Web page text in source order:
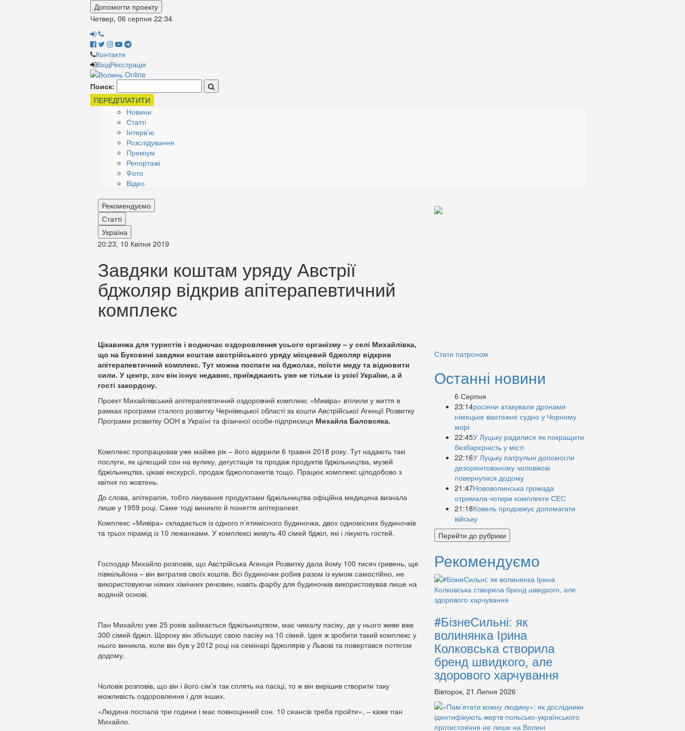
Допомогти проекту
Четвер, 06 серпня 22:34
Контакти
ВхідРеєстрація
Поиск:
ПЕРЕДПЛАТИТИ
Новини
Статті
Інтерв’ю
Розслідування
Преміум
Репортажі
Фото
Відео
Рекомендуємо
Статті
Україна
20:23, 10 Квітня 2019
Завдяки коштам уряду Австрії
бджоляр відкрив апітерапевтичний
комплекс
Цікавинка для туристів і водночас оздоровлення усього організму – у селі Михайлівка,
що на Буковині завдяки коштам австрійського уряду місцевий бджоляр відкрив
апітерапевтичний комплекс. Тут можна поспати на бджолах, поїсти меду та відновити
сили. У центр, хоч він існує недавно, приїжджають уже не тільки із усієї України, а й
гості закордону.
Проект Михайлівський апітерапевтичний оздоровчий комплекс «Мивіра» втілили у життя в
рамках програми сталого розвитку Чернівецької області за кошти Австрійської Агенції Розвитку
Програми розвитку ООН в Україні та фізичної особи-підприємця Михайла Баловсяка.
Комплекс пропрацював уже майже рік – його відкрили 6 травня 2018 року. Тут надають такі
послуги, як цілющий сон на вулику, дегустація та продаж продуктів бджільництва, музей
бджільництва, цікаві екскурсії, продаж бджолопакетів тощо. Працює комплекс цілодобово з
квітня по жовтень.
До слова, апітерапія, тобто лікування продуктами бджільництва офіційна медицина визнала
лише у 1959 році. Саме тоді виникло й поняття апітерапевт.
Комплекс «Мивіра» складається із одного п’ятимісного будиночка, двох одномісних будиночків
та трьох пірамід із 10 лежанками. У комплексі живуть 40 сімей бджіл, які і лікують гостей.
Господар Михайло розповів, що Австрійська Агенція Розвитку дала йому 100 тисяч гривень, ще
півмільйона – він витратив своїх коштів. Всі будиночки робив разом із кумом самостійно, не
використовуючи ніяких хімічних речовин, навіть фарбу для будиночків використовував лише на
водяній основі.
Пан Михайло уже 25 років займається бджільництвом, має чималу пасіку, де у нього живе вже
300 сімей бджіл. Щороку він збільшує свою пасіку на 10 сімей. Ідея ж зробити такий комплекс у
нього виникла, коли він був у 2012 році на семінарі бджолярів у Львові та повертався потягом
додому.
Чоловік розповів, що він і його сім’я так сплять на пасіці, то ж він вирішив створити таку
можливість оздоровлення і для інших.
«Людина поспала три години і має повноцінний сон. 10 сеансів треба пройти», – каже пан
Михайло.
Стати патроном
Останні новини
6 Серпня
23:14росіяни атакували дронами
німецьке вантажне судно у Чорному
морі
22:45У Луцьку радилися як покращити
безбарєрність у місті
22:16У Луцьку патрульні допомогли
дезорієнтованому чоловікові
повернутися додому
21:47Нововолинська громада
отримала чотири комплекти СЕС
21:18Ковель продовжує допомагати
війську
Перейти до рубрики
Рекомендуємо
#БізнеСильні: як
волинянка Ірина
Колковська створила
бренд швидкого, але
здорового харчування
Вівторок, 21 Липня 2026